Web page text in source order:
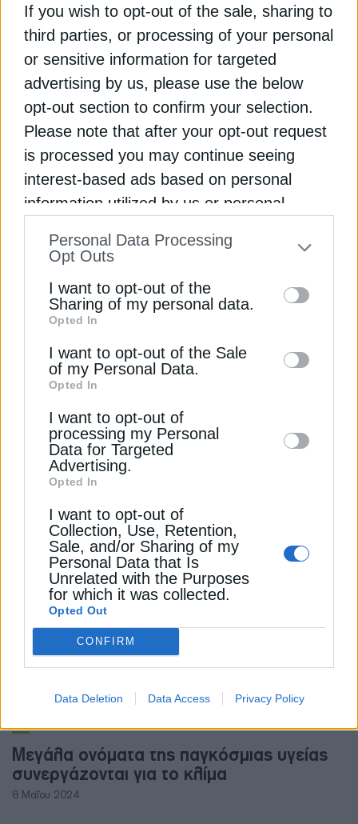
If you wish to opt-out of the sale, sharing to
third parties, or processing of your personal
or sensitive information for targeted
advertising by us, please use the below
opt-out section to confirm your selection.
Please note that after your opt-out request
is processed you may continue seeing
interest-based ads based on personal
information utilized by us or personal
to your opt-out. You may separately opt-out
information by third parties on the IAB’s list
of downstream participants. This
information may also be disclosed by us to
third parties on theIAB’s List of
Downstream Participants
disclose it to other third parties.
Personal Data Processing
Opt Outs
I want to opt-out of the
Sharing of my personal data.
Opted In
I want to opt-out of the Sale
of my Personal Data.
Opted In
I want to opt-out of
processing my Personal
Data for Targeted
Advertising.
Opted In
I want to opt-out of
Collection, Use, Retention,
Sale, and/or Sharing of my
Personal Data that Is
Unrelated with the Purposes
for which it was collected.
Opted Out
CONFIRM
Data Deletion Data Access Privacy Policy
ΔΕΊΤΕ ΕΠΊΣΗΣ
ΗΛΕΚΤΡΟΚΙΝΗΣΗ
Volkswagen: Συνεργασία με την κινεζική
SAIC Motor για NEV
28 Ιουνίου 2024
ΠΕΡΙΒΑΛΛΟΝ
για τα σχολεία του Αλίμου
17 Απριλίου 2025
Μεγάλα ονόματα της παγκόσμιας υγείας
συνεργάζονται για το κλίμα
8 Μαΐου 2024